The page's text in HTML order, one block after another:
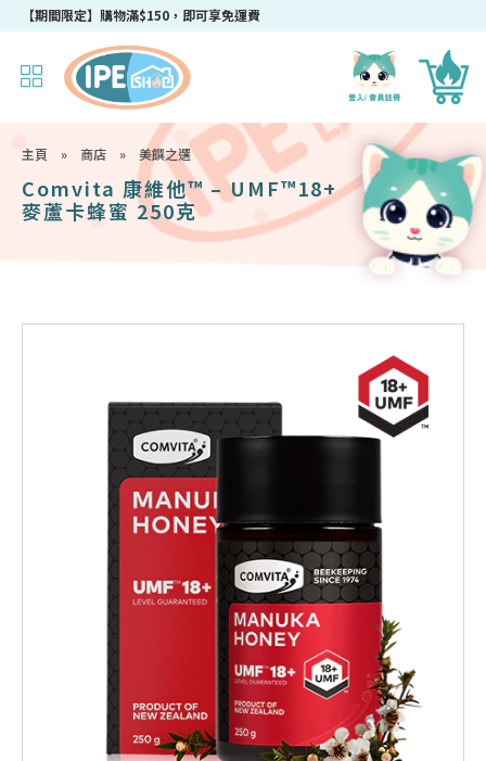
【期間限定】購物滿$150，即可享免運費
主頁 » 商店 » 美饌之選
Comvita 康維他™ – UMF™18+
麥蘆卡蜂蜜 250克